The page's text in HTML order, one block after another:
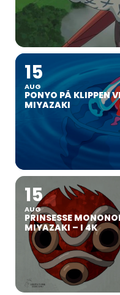
15
AUG
PONYO PÅ KLIPPEN
MIYAZAKI
15
AUG
PRINSESSE
MIYAZAKI – I 4K